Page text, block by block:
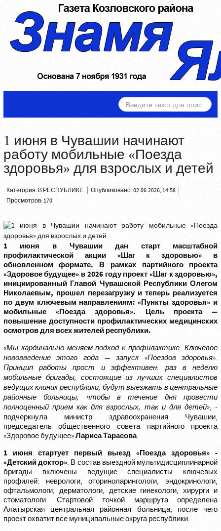
ИСКАТЬ...
1 июня в Чувашии начинают
работу мобильные «Поезда
здоровья» для взрослых и детей
Категория:В РЕСПУБЛИКЕ
Опубликовано: 02.06.2026, 14:58
Просмотров: 170
1 июня в Чувашии дан старт масштабной
профилактической акции «Шаг к здоровью» в
обновленном формате. В рамках партийного проекта
«Здоровое будущее» в 2026 году проект «Шаг к здоровью»,
инициированный Главой Чувашской Республики Олегом
Николаевым, прошел перезагрузку и теперь реализуется
по двум ключевым направлениям: «Пункты здоровья» и
мобильные «Поезда здоровья». Цель проекта —
повышение доступности профилактических медицинских
осмотров для всех жителей республики.
«Мы кардинально меняем подход к профилактике. Ключевое
нововведение этого года — запуск «Поездов здоровья».
Принцип работы прост и эффективен: раз в неделю
мобильные бригады, состоящие из лучших специалистов
ведущих клиник республики, будут выезжать в центральные
районные больницы, чтобы в течение дня провести
полноценный прием как для взрослых, так и для детей», -
подчеркнула министр здравоохранения Чувашии,
председатель общественного совета партийного проекта
«Здоровое будущее»Лариса Тарасова.
1 июня стартует первый выезд «Поезда здоровья» -
«Детский доктор». В состав выездной мультидисциплинарной
бригады включены ведущие специалисты ключевых
профилей: неврологи, оториноларингологи, эндокринологи,
офтальмологи, дерматологи, детские гинекологи, хирурги и
стоматологи. Стартовой точкой маршрута определена
Алатырская центральная районная больница, после чего
проект охватит все муниципальные округа республики.